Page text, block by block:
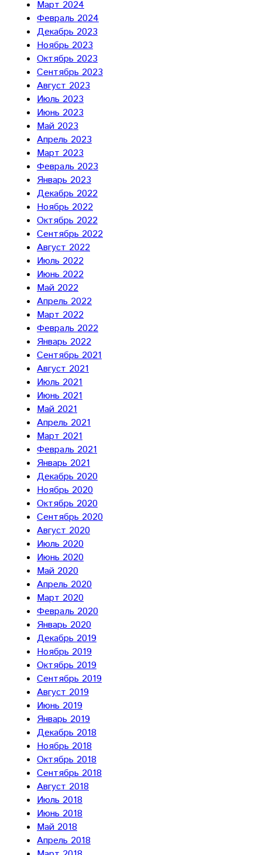
Март 2024
Февраль 2024
Декабрь 2023
Ноябрь 2023
Октябрь 2023
Сентябрь 2023
Август 2023
Июль 2023
Июнь 2023
Май 2023
Апрель 2023
Март 2023
Февраль 2023
Январь 2023
Декабрь 2022
Ноябрь 2022
Октябрь 2022
Сентябрь 2022
Август 2022
Июль 2022
Июнь 2022
Май 2022
Апрель 2022
Март 2022
Февраль 2022
Январь 2022
Сентябрь 2021
Август 2021
Июль 2021
Июнь 2021
Май 2021
Апрель 2021
Март 2021
Февраль 2021
Январь 2021
Декабрь 2020
Ноябрь 2020
Октябрь 2020
Сентябрь 2020
Август 2020
Июль 2020
Июнь 2020
Май 2020
Апрель 2020
Март 2020
Февраль 2020
Январь 2020
Декабрь 2019
Ноябрь 2019
Октябрь 2019
Сентябрь 2019
Август 2019
Июнь 2019
Январь 2019
Декабрь 2018
Ноябрь 2018
Октябрь 2018
Сентябрь 2018
Август 2018
Июль 2018
Июнь 2018
Май 2018
Апрель 2018